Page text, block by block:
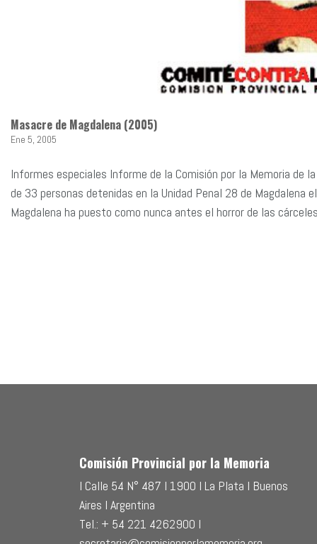
Masacre de Magdalena (2005)
Ene 5, 2005
Informes especiales Informe de la Comisión por la Memoria de
de 33 personas detenidas en la Unidad Penal 28 de Magdalena
Magdalena ha puesto como nunca antes el horror de las
Comisión Provincial por la Memoria
l Calle 54 N° 487 l 1900 l La Plata l Buenos
Aires l Argentina
Tel.: + 54 221 4262900 l